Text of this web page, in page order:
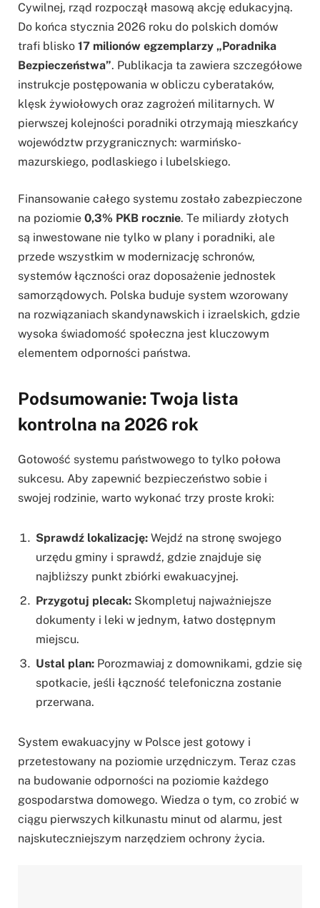
Cywilnej, rząd rozpoczął masową akcję edukacyjną.
Do końca stycznia 2026 roku do polskich domów
trafi blisko 17 milionów egzemplarzy „Poradnika
Bezpieczeństwa”. Publikacja ta zawiera szczegółowe
instrukcje postępowania w obliczu cyberataków,
klęsk żywiołowych oraz zagrożeń militarnych. W
pierwszej kolejności poradniki otrzymają mieszkańcy
województw przygranicznych: warmińsko-
mazurskiego, podlaskiego i lubelskiego.
Finansowanie całego systemu zostało zabezpieczone
na poziomie 0,3% PKB rocznie. Te miliardy złotych
są inwestowane nie tylko w plany i poradniki, ale
przede wszystkim w modernizację schronów,
systemów łączności oraz doposażenie jednostek
samorządowych. Polska buduje system wzorowany
na rozwiązaniach skandynawskich i izraelskich, gdzie
wysoka świadomość społeczna jest kluczowym
elementem odporności państwa.
Podsumowanie: Twoja lista
kontrolna na 2026 rok
Gotowość systemu państwowego to tylko połowa
sukcesu. Aby zapewnić bezpieczeństwo sobie i
swojej rodzinie, warto wykonać trzy proste kroki:
Sprawdź lokalizację: Wejdź na stronę swojego
urzędu gminy i sprawdź, gdzie znajduje się
najbliższy punkt zbiórki ewakuacyjnej.
Przygotuj plecak: Skompletuj najważniejsze
dokumenty i leki w jednym, łatwo dostępnym
miejscu.
Ustal plan: Porozmawiaj z domownikami, gdzie się
spotkacie, jeśli łączność telefoniczna zostanie
przerwana.
System ewakuacyjny w Polsce jest gotowy i
przetestowany na poziomie urzędniczym. Teraz czas
na budowanie odporności na poziomie każdego
gospodarstwa domowego. Wiedza o tym, co zrobić w
ciągu pierwszych kilkunastu minut od alarmu, jest
najskuteczniejszym narzędziem ochrony życia.